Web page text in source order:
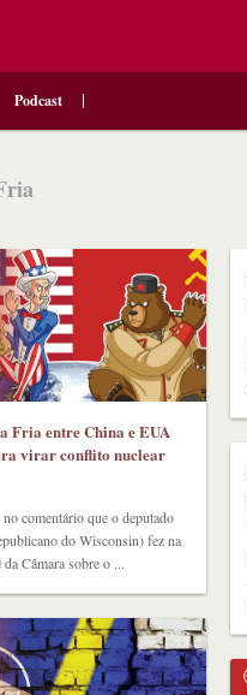
Podcast
Fria entre China e EUA
virar conflito nuclear
comentário que o deputado
do Wisconsin) fez na
Câmara sobre o ...